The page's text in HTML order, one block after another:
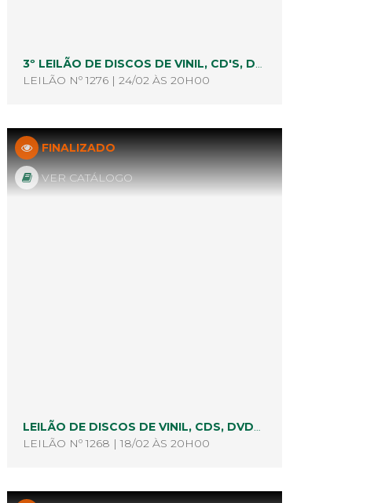
3º LEILÃO DE DISCOS DE VINIL, CD'S, DVD'S, BLUE RAY E AFINS
LEILÃO Nº 1276 | 24/02 ÀS 20H00
LEILÃO DE DISCOS DE VINIL, CDS, DVDS, BLU RAY E AFINS
LEILÃO Nº 1268 | 18/02 ÀS 20H00
FINALIZADO
VER CATÁLOGO